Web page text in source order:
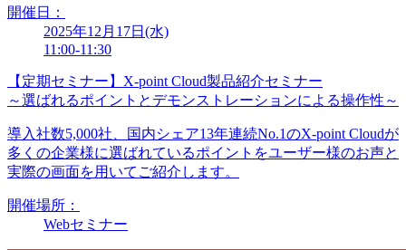
開催日：
2025年12月17日(水)
11:00-11:30
【定期セミナー】X-point Cloud製品紹介セミナー
～選ばれるポイントとデモンストレーションによる操作性～
導入社数5,000社、国内シェア13年連続No.1のX-point Cloudが
多くの企業様に選ばれているポイントをユーザー様のお声と
実際の画面を用いてご紹介します。
開催場所：
Webセミナー